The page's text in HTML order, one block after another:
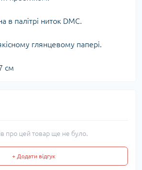
в палітрі ниток DMC.
глянцевому папері.
см
про цей товар ще не було.
+ Додати відгук